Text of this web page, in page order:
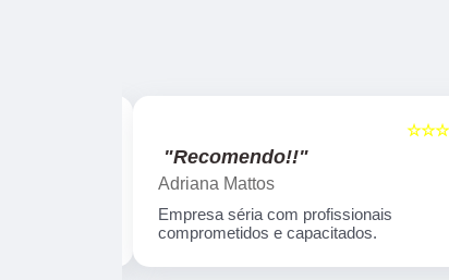
"Recomendo!!"
Adriana Mattos
Empresa séria com profissionais
comprometidos e capacitados.